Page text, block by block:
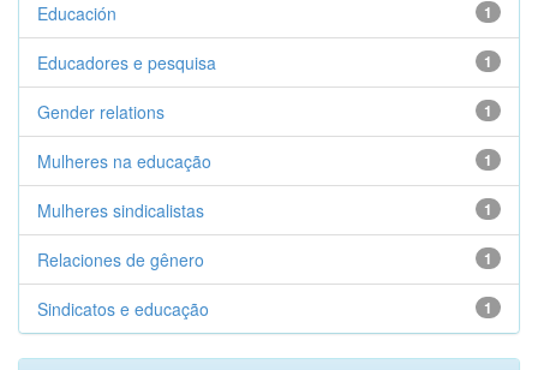
1
Educación
1
Educadores e pesquisa
1
Gender relations
1
Mulheres na educação
1
Mulheres sindicalistas
1
Relaciones de gênero
1
Sindicatos e educação